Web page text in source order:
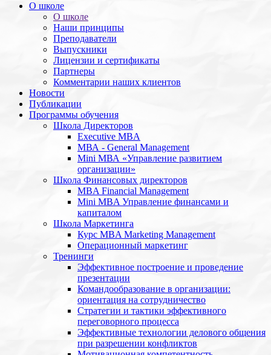
О школе
О школе
Наши принципы
Преподаватели
Выпускники
Лицензии и cертификаты
Партнеры
Комментарии наших клиентов
Новости
Публикации
Программы обучения
Школа Директоров
Executive MBA
МВА - General Management
Mini МВА «Управление развитием
организации»
Школа Финансовых директоров
MBA Financial Management
Mini MBA Управление финансами и
капиталом
Школа Маркетинга
Курс MBA Marketing Management
Операционный маркетинг
Тренинги
Эффективное построение и проведение
презентации
Командообразование в организации:
ориентация на сотрудничество
Стратегии и тактики эффективного
переговорного процесса
Эффективные технологии делового общения
при разрешении конфликтов